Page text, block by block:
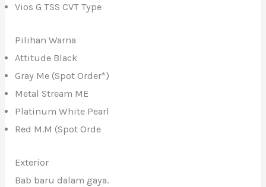
Vios G TSS CVT Type
Pilihan Warna
Attitude Black
Gray Me (Spot Order*)
Metal Stream ME
Platinum White Pearl
Red M.M (Spot Orde
Exterior
Bab baru dalam gaya.